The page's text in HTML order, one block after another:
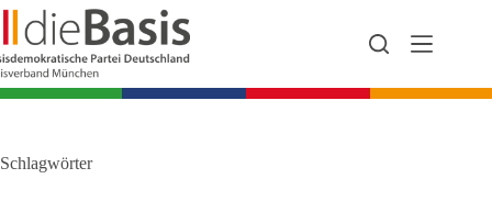
Zum
Inhalt
springen
Schlagwörter